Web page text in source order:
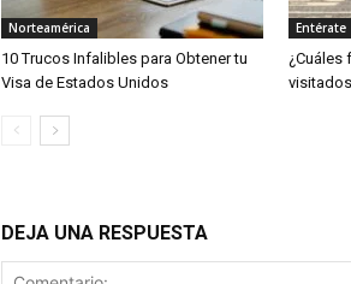
Norteamérica
10 Trucos Infalibles para Obtener tu
Visa de Estados Unidos
Entérate
¿Cuáles
DEJA UNA RESPUESTA